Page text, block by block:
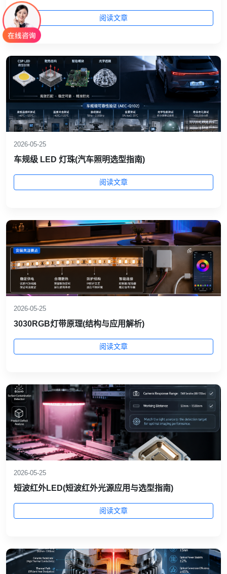
阅读文章
2026-05-25
车规级 LED 灯珠(汽车照明选型指南)
阅读文章
2026-05-25
3030RGB灯带原理(结构与应用解析)
阅读文章
2026-05-25
短波红外LED(短波红外光源应用与选型指南)
阅读文章